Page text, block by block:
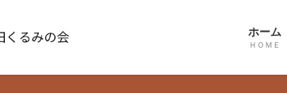
ホーム
ＨＯＭＥ